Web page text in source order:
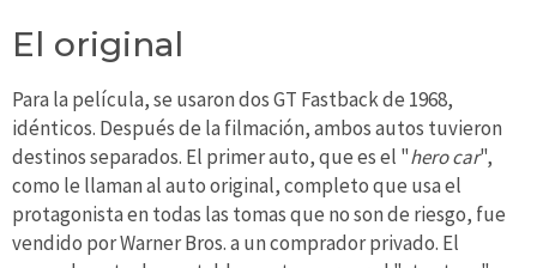
El original
Para la película, se usaron dos GT Fastback de 1968,
idénticos. Después de la filmación, ambos autos tuvieron
destinos separados. El primer auto, que es el "hero car",
como le llaman al auto original, completo que usa el
protagonista en todas las tomas que no son de riesgo, fue
vendido por Warner Bros. a un comprador privado. El